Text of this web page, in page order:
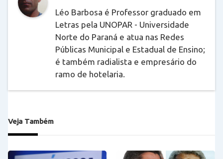
Léo Barbosa é Professor graduado em
Letras pela UNOPAR - Universidade
Norte do Paraná e atua nas Redes
Públicas Municipal e Estadual de Ensino;
é também radialista e empresário do
ramo de hotelaria.
Veja Também